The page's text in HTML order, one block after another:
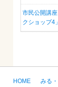
市民公開講
クショップ4
HOME みる